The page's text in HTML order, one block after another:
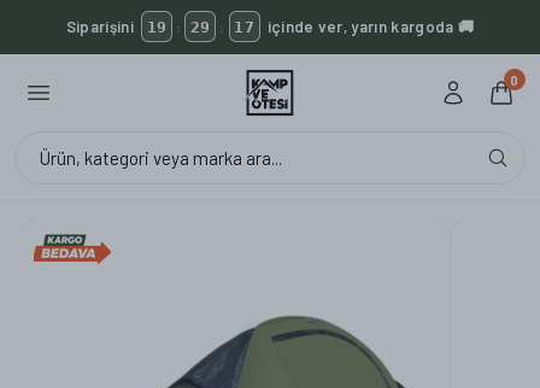
19 29 16
₺2.500 üzeri kargo BEDAVA 🚚
KVOX ürünlerinde kargo her zaman bedava 🔥
0
Ürün, kategori veya marka ara...